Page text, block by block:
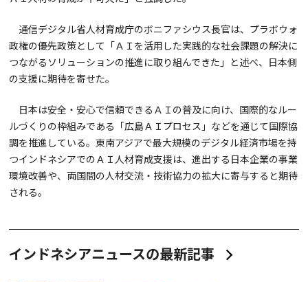
通信デジタル省人材育成庁のボニファシウス長官は、プラボウォ
政権の優先政策として「ＡＩを活用した実践的な社会課題の解決に
つながるソリューションの推進に取り組んできた」と述べ、日本側
の支援に期待を寄せた。
日本は安全・安心で信頼できるＡＩの普及に向け、国際的なルー
ルづくりの枠組みである「広島ＡＩプロセス」などを通じて国際協
調を推進している。東南アジアで最大規模のデジタル経済市場を持
つインドネシアでのＡＩ人材育成支援は、進出する日本企業の事業
環境改善や、両国間の人材交流・技術協力の拡大に寄与すると期待
される。
インドネシアニュースの最新記事